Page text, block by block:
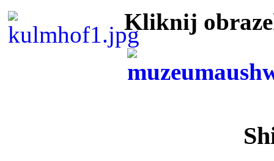
Kliknij